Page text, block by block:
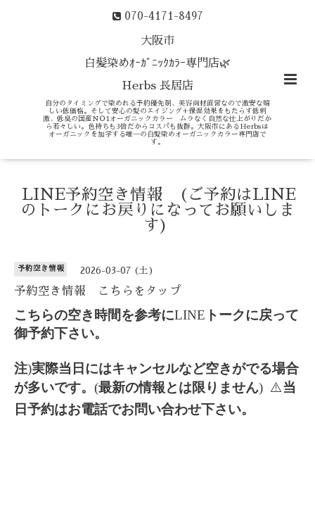
070-4171-8497
大阪市
白髪染めｵｰｶﾞﾆｯｸｶﾗｰ専門店🌿
Herbs 長居店
自分のタイミングで染めれる予約優先制、美容商材直営なので激安な嬉
しい低価格。そして安心の髪のエイジング＋保湿効果をもたらす低刺
激、低臭の国産ＮＯ1オーガニックカラー ムラなく自然な仕上がりだか
ら若々しい。色持ちも3倍だからコスパも抜群。大阪市にあるHerbsは
オーガニックを加学する唯一の白髪染めオーガニックカラー専門店で
す。
LINE予約空き情報 (ご予約はLINE
のトークにお戻りになってお願いしま
す)
予約空き情報 2026-03-07 (土)
予約空き情報 こちらをタップ
こちらの空き時間を参考にLINE トークに戻って
御予約下さい。
注)実際当日にはキャンセルなど空きがでる場合
が多いです。 (最新の情報とは限りません) ⚠️当
日予約はお電話でお問い合わせ下さい。